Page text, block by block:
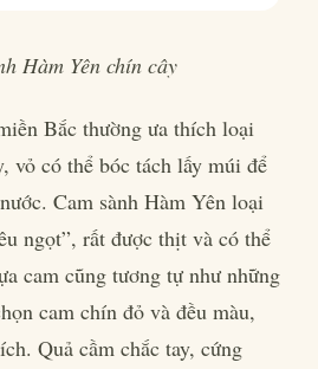
Hàm Yên chín cây
Bắc thường ưa thích loại
vỏ có thể bóc tách lấy múi để
Cam sành Hàm Yên loại
ngọt”, rất được thịt và có thể
cam cũng tương tự như những
cam chín đỏ và đều màu,
Quả cầm chắc tay, cứng